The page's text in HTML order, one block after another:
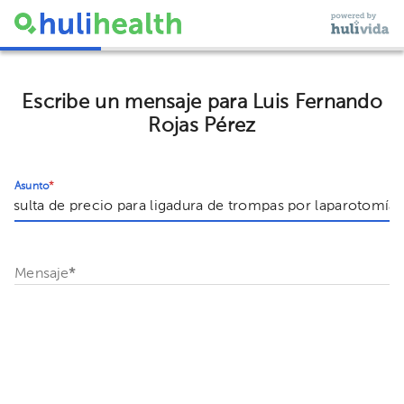
Escribe un mensaje para Luis Fernando
Rojas Pérez
Asunto*
Mensaje*